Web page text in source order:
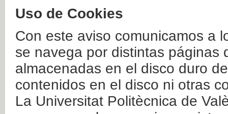
Uso de Cookies
Con este aviso comunicamos a
se navega por distintas páginas
almacenadas en el disco duro
contenidos en el disco ni otras
La Universitat Politècnica de